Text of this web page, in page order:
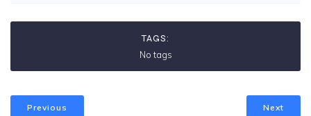
TAGS:
No tags
Previous Next